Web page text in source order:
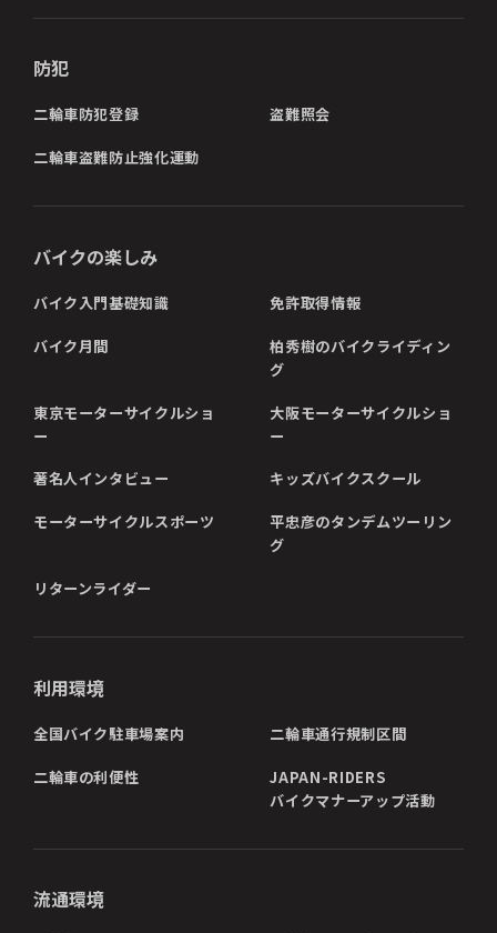
防犯
二輪車防犯登録 盗難照会
二輪車盗難防止強化運動
バイクの楽しみ
バイク入門基礎知識 免許取得情報
バイク月間
柏秀樹のバイクライディン
グ
東京モーターサイクルショ
ー
大阪モーターサイクルショ
ー
著名人インタビュー キッズバイクスクール
モーターサイクルスポーツ
平忠彦のタンデムツーリン
グ
リターンライダー
利用環境
全国バイク駐車場案内 二輪車通行規制区間
二輪車の利便性
JAPAN-RIDERS
バイクマナーアップ活動
流通環境